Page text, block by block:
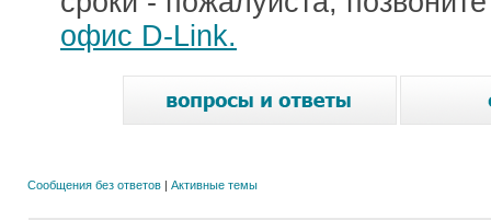
офис D-Link.
Сообщения без ответов | Активные темы